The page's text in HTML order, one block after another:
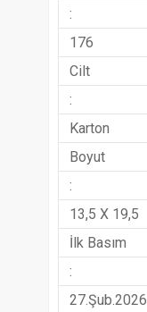
:
176
Cilt
:
Karton
Boyut
:
13,5 X 19,5
İlk Basım
:
27.Şub.2026